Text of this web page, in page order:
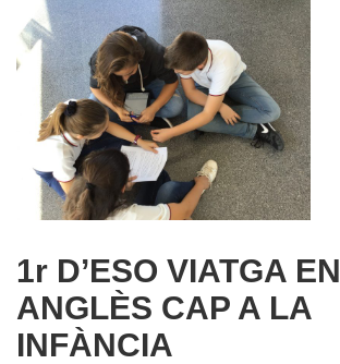
1r D’ESO VIATGA EN
ANGLÈS CAP A LA
INFÀNCIA